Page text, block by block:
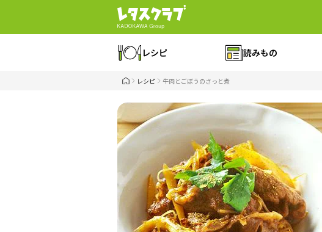
レシピ 読みもの
レシピ 牛肉とごぼうのさっと煮